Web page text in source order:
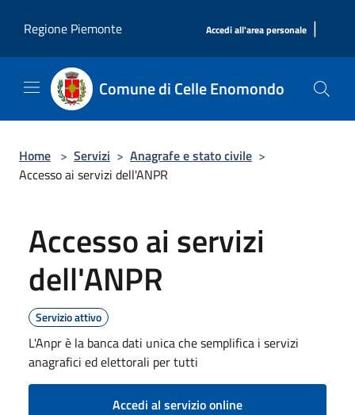
Regione Piemonte
Accedi all'area personale |
Comune di Celle Enomondo
Home > Servizi > Anagrafe e stato civile >
Accesso ai servizi dell'ANPR
Accesso ai servizi
dell'ANPR
Servizio attivo
L'Anpr è la banca dati unica che semplifica i servizi
anagrafici ed elettorali per tutti
Accedi al servizio online